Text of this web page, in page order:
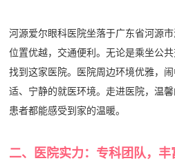
河源爱尔眼科医院坐落于广东省河源
位置优越，交通便利。无论是乘坐公
找到这家医院。医院周边环境优雅，
适、宁静的就医环境。走进医院，温
患者都能感受到家的温暖。
二、医院实力：专科团队，